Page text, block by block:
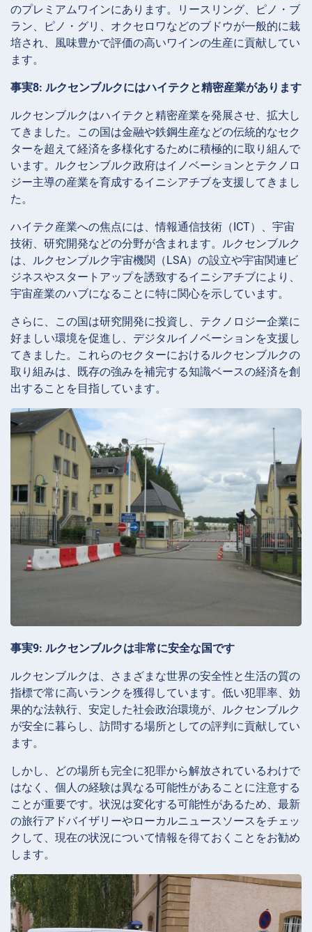
のプレミアムワインにあります。リースリング、ピノ・ブ
ラン、ピノ・グリ、オクセロワなどのブドウが一般的に栽
培され、風味豊かで評価の高いワインの生産に貢献してい
ます。
事実8: ルクセンブルクにはハイテクと精密産業があります
ルクセンブルクはハイテクと精密産業を発展させ、拡大し
てきました。この国は金融や鉄鋼生産などの伝統的なセク
ターを超えて経済を多様化するために積極的に取り組んで
います。ルクセンブルク政府はイノベーションとテクノロ
ジー主導の産業を育成するイニシアチブを支援してきまし
た。
ハイテク産業への焦点には、情報通信技術（ICT）、宇宙
技術、研究開発などの分野が含まれます。ルクセンブルク
は、ルクセンブルク宇宙機関（LSA）の設立や宇宙関連ビ
ジネスやスタートアップを誘致するイニシアチブにより、
宇宙産業のハブになることに特に関心を示しています。
さらに、この国は研究開発に投資し、テクノロジー企業に
好ましい環境を促進し、デジタルイノベーションを支援し
てきました。これらのセクターにおけるルクセンブルクの
取り組みは、既存の強みを補完する知識ベースの経済を創
出することを目指しています。
事実9: ルクセンブルクは非常に安全な国です
ルクセンブルクは、さまざまな世界の安全性と生活の質の
指標で常に高いランクを獲得しています。低い犯罪率、効
果的な法執行、安定した社会政治環境が、ルクセンブルク
が安全に暮らし、訪問する場所としての評判に貢献してい
ます。
しかし、どの場所も完全に犯罪から解放されているわけで
はなく、個人の経験は異なる可能性があることに注意する
ことが重要です。状況は変化する可能性があるため、最新
の旅行アドバイザリーやローカルニュースソースをチェッ
クして、現在の状況について情報を得ておくことをお勧め
します。